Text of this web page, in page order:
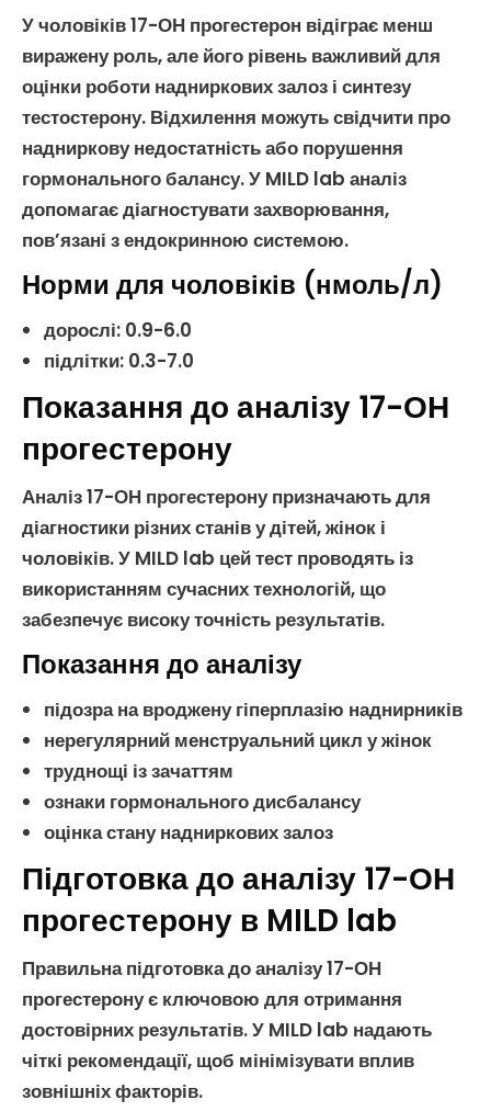
Учоловіків17-ОН прогестерон відіграє менш
виражену роль, але його рівень важливий для
оцінки роботи надниркових залоз і синтезу
тестостерону. Відхилення можуть свідчити про
надниркову недостатністьабо порушення
гормонального балансу. У MILD lab аналіз
допомагає діагностувати захворювання,
пов’язані зендокринною системою.
Норми для чоловіків (нмоль/л)
дорослі: 0.9-6.0
підлітки: 0.3-7.0
Показання до аналізу 17-ОН
прогестерону
Аналіз 17-ОН прогестеронупризначають для
діагностики різних станів удітей,жінок і
чоловіків. У MILD lab цей тест проводять із
використанням сучасних технологій, що
забезпечує високу точність результатів.
Показання до аналізу
підозра навроджену гіперплазію наднирників
нерегулярний менструальний цикл у жінок
труднощі іззачаттям
ознаки гормонального дисбалансу
оцінка станунадниркових залоз
Підготовка до аналізу 17-ОН
прогестерону в MILD lab
Правильна підготовка доаналізу 17-ОН
прогестеронує ключовою для отримання
достовірних результатів. У MILD lab надають
чіткі рекомендації, щоб мінімізувати вплив
зовнішніх факторів.